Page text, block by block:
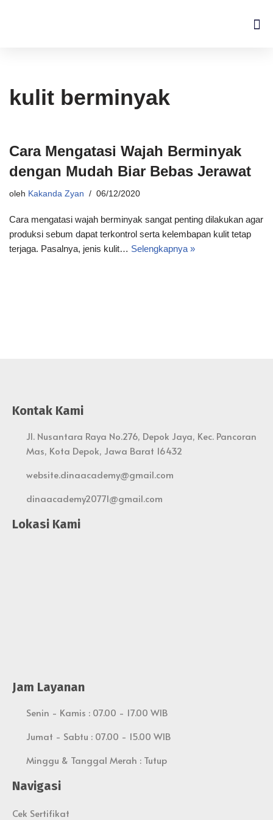
kulit berminyak
Cara Mengatasi Wajah Berminyak
dengan Mudah Biar Bebas Jerawat
oleh Kakanda Zyan 06/12/2020
Cara mengatasi wajah berminyak sangat penting dilakukan agar
produksi sebum dapat terkontrol serta kelembapan kulit tetap
terjaga. Pasalnya, jenis kulit… Selengkapnya »
Kontak Kami
Jl. Nusantara Raya No.276, Depok Jaya, Kec. Pancoran
Mas, Kota Depok, Jawa Barat 16432
website.dinaacademy@gmail.com
dinaacademy20771@gmail.com
Lokasi Kami
Jam Layanan
Senin - Kamis : 07.00 - 17.00 WIB
Jumat - Sabtu : 07.00 - 15.00 WIB
Minggu & Tanggal Merah : Tutup
Navigasi
Cek Sertifikat